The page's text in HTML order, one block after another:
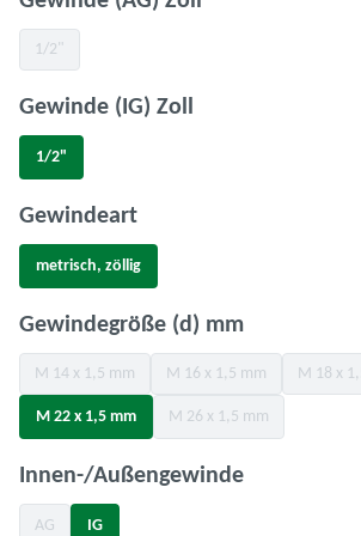
1/2"(Diese Option ist zurzeit nicht verfügbar.)
Gewinde (IG) Zoll
1/2"
Gewindeartauswählen
metrisch, zöllig
Gewindegröße (d) mmauswählen
M 14 x 1,5 mm(Diese Option ist zurzeit nicht verfügbar.)
M 16 x 1,5 mm(Diese Option ist zurzeit
M 18 x
M 22 x 1,5 mm M 26 x 1,5 mm(Diese Option ist zurzeit
Innen-/Außengewindeauswählen
AG IG